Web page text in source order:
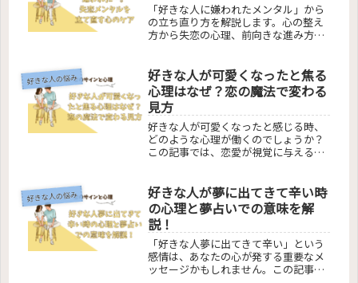
「好きな人に嫌われたメンタル」から
の立ち直り方を解説します。心の整え
方から失恋の心理、前向きな進み方、
す。この記事で、失恋からの回復と新
たな一歩を踏み出しましょう。
好きな人の悩み
好きな人が可愛くなったと焦る
心理はなぜ？恋の魔法で変わる
見方
好きな人が可愛くなったと感じる時、
どのような心理が働くのでしょうか？
この記事では、恋愛が視覚に与える効
力の変化について掘り下げています。
恋する心が引き起こす外見の変化と心
理的変容に焦点を当て、恋愛によって
人がどう変わるのかを解説。また、他
人や自分が可愛くなったと感じた時の
対処法も紹介しています。恋愛の魔法
による見た目と心の変化を理解し、ポ
ジティブな変化を楽しみましょう。
好きな人の悩み
好きな人が夢に出てきて辛い時
の心理と夢占いでの意味を解
説！
「好きな人夢に出てきて辛い」という
感情は、あなたの心が発する重要なメ
ッセージかもしれません。この記事で